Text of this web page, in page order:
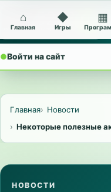
●Войти на сайт
⌂
Главная
◆
Игры
▦
Главная
Новости
Некоторые полезные
НОВОСТИ